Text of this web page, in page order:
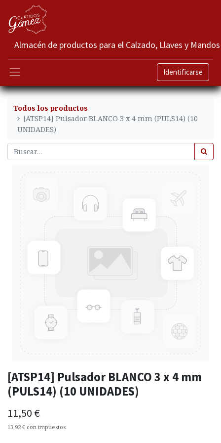
Almacén de productos para el Calzado, Llaves y Mandos
Identificarse
Todos los productos
[ATSP14] Pulsador BLANCO 3 x 4 mm (PULS14) (10
UNIDADES)
[ATSP14] Pulsador BLANCO 3 x 4 mm
(PULS14) (10 UNIDADES)
11,50 €
13,92 € con impuestos